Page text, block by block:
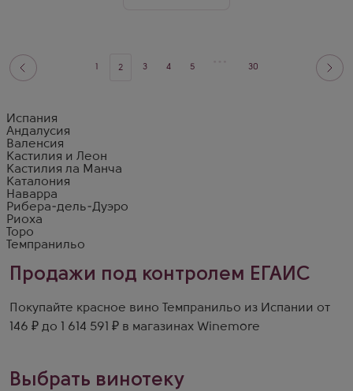
2 3 4 5 30
Испания
Андалусия
Валенсия
Кастилия и Леон
Кастилия ла Манча
Каталония
Наварра
Рибера-дель-Дуэро
Риоха
Торо
Темпранильо
Продажи под контролем ЕГАИС
Покупайте красное вино Темпранильо из Испании от
146 ₽ до 1 614 591 ₽ в магазинах Winemore
Выбрать винотеку